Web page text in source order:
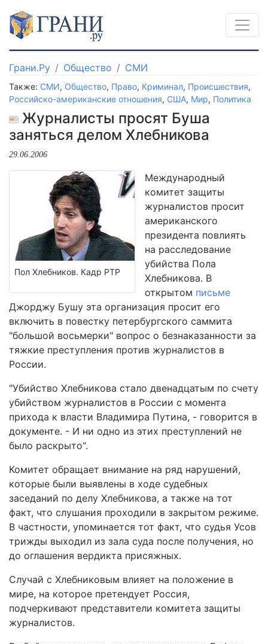
Грани.Ру Общество СМИ
Также: СМИ, Общество, Право, Криминал, Происшествия,
Российско-американские отношения, США, Мир, Политика
Журналисты просят Буша
заняться делом Хлебникова
29.06.2006
Пол Хлебников. Кадр РТР
Международный
комитет защиты
журналистов просит
американского
президента повлиять
на расследование
убийства Пола
Хлебникова. В
открытом письме
Джорджу Бушу эта организация просит его
включить в повестку петербургского саммита
"большой восьмерки" вопрос о безнаказанности за
тяжкие преступления против журналистов в
России.
"Убийство Хлебникова стало двенадцатым по счету
убийством журналистов в России с момента
прихода к власти Владимира Путина, - говорится в
документе. - И ни одно из этих преступлений не
было раскрыто".
Комитет обращает внимание на ряд нарушений,
которые были выявлены в ходе судебных
заседаний по делу Хлебникова, а также на тот
факт, что слушания проходили в закрытом режиме.
В частности, упоминается тот факт, что судья Усов
трижды выходил из зала суда после получения, но
до оглашения вердикта присяжных.
Случай с Хлебниковым влияет на положение в
мире, на которое претендует Россия,
подчеркивают представители комитета защиты
журналистов.